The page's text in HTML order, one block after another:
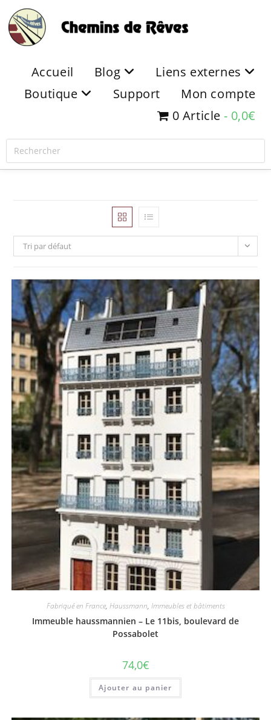
Accueil Blog
Liens externes
Boutique
Support
Mon compte
0 Article
0,0€
Tri par défaut
Fabriqué en France, Haussmann, Immeubles et bâtiments
Immeuble haussmannien – Le 11bis, boulevard de
Possabolet
74,0€
Ajouter au panier